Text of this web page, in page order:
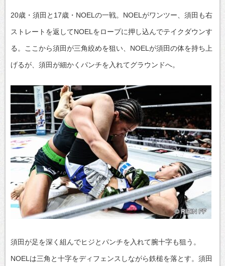
20歳・須田と17歳・NOELの一戦。NOELがワンツー、須田も右
ストレートを返してNOELをロープに押し込んでテイクダウンす
る。ここから須田が三角絞めを狙い、NOELが須田の体を持ち上
げるが、須田が細かくパンチを入れてグラウンドへ。
須田が足を深く組んでヒジとパンチを入れて腕十字も狙う。
NOELは三角と十字をディフェンスしながら鉄槌を落とす。須田